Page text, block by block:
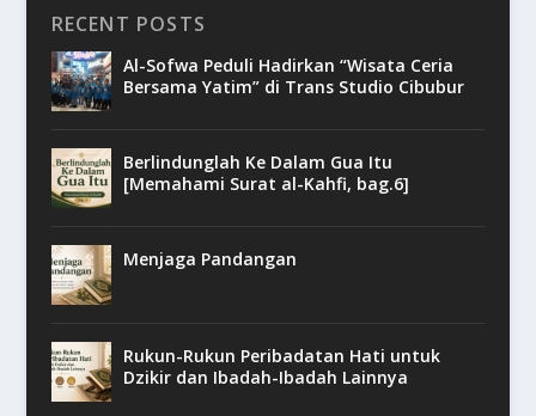
RECENT POSTS
Al-Sofwa Peduli Hadirkan “Wisata Ceria
Bersama Yatim” di Trans Studio Cibubur
Berlindunglah Ke Dalam Gua Itu
[Memahami Surat al-Kahfi, bag.6]
Menjaga Pandangan
Rukun-Rukun Peribadatan Hati untuk
Dzikir dan Ibadah-Ibadah Lainnya